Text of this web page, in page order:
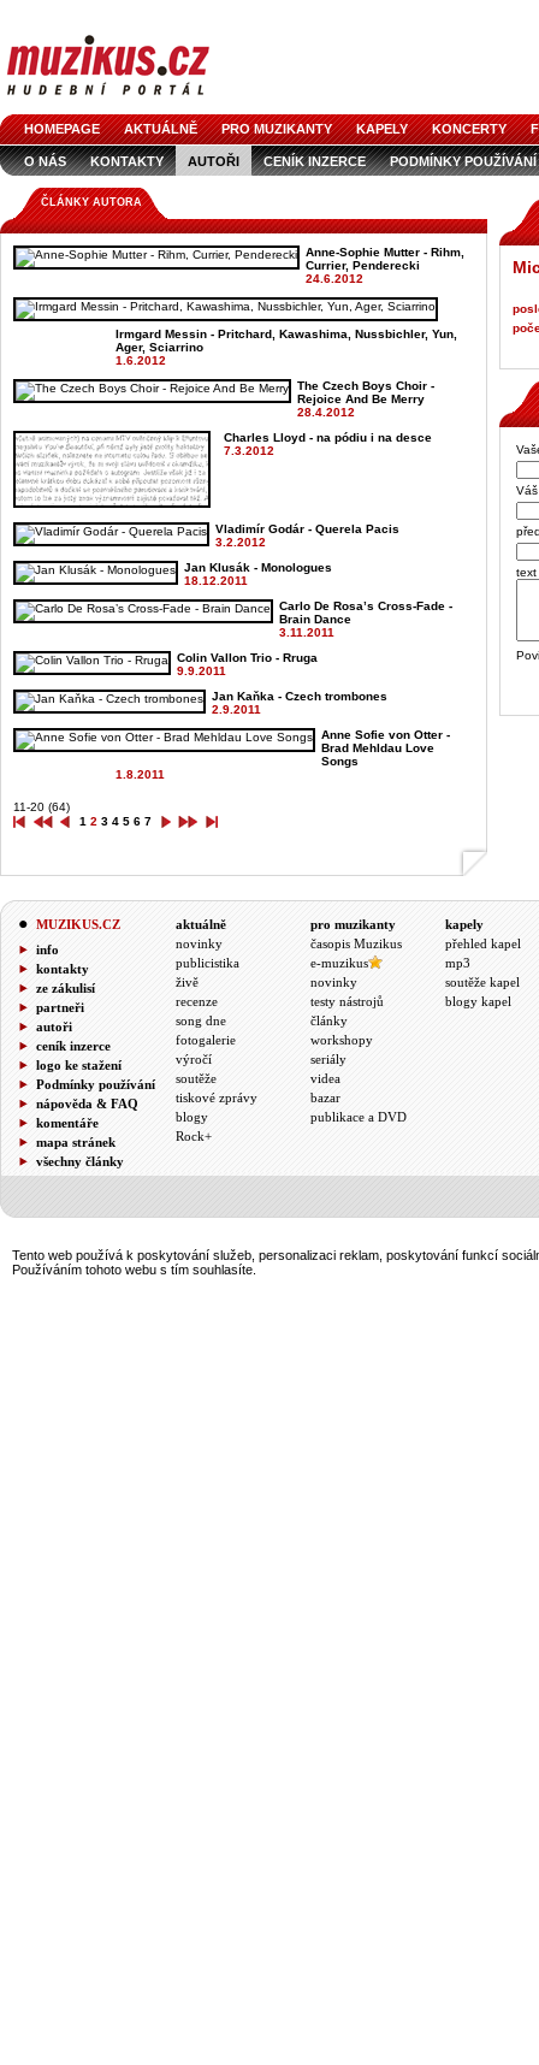
HOMEPAGE AKTUÁLNĚ PRO MUZIKANTY KAPELY KONCERTY
O NÁS KONTAKTY AUTOŘI CENÍK INZERCE PODMÍNKY POUŽÍVÁNÍ
LOGO KE STAŽENÍ
ČLÁNKY AUTORA
Anne-Sophie Mutter - Rihm,
Currier, Penderecki
24.6.2012
Irmgard Messin - Pritchard, Kawashima, Nussbichler, Yun,
Ager, Sciarrino
1.6.2012
The Czech Boys Choir -
Rejoice And Be Merry
28.4.2012
Charles Lloyd - na pódiu i na desce
7.3.2012
Vladimír Godár - Querela Pacis
3.2.2012
Jan Klusák - Monologues
18.12.2011
Carlo De Rosa’s Cross-Fade -
Brain Dance
3.11.2011
Colin Vallon Trio - Rruga
9.9.2011
Jan Kaňka - Czech trombones
2.9.2011
Anne Sofie von Otter -
Brad Mehldau Love
Songs
1.8.2011
11-20 (64)
1 2 3 4 5 6 7
text
MUZIKUS.CZ
info
kontakty
ze zákulisí
partneři
autoři
ceník inzerce
logo ke stažení
Podmínky používání
nápověda & FAQ
komentáře
mapa stránek
všechny články
aktuálně
novinky
publicistika
živě
recenze
song dne
fotogalerie
výročí
soutěže
tiskové zprávy
blogy
Rock+
pro muzikanty
časopis Muzikus
e-muzikus
novinky
testy nástrojů
články
workshopy
seriály
videa
bazar
publikace a DVD
kapely
přehled kapel
mp3
soutěže kapel
blogy kapel
Tento web používá k poskytování služeb, personalizaci reklam, poskytování funkcí
Používáním tohoto webu s tím souhlasíte.